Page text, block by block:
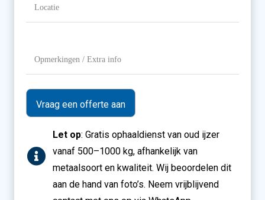
Extra
info
Let op: Gratis ophaaldienst van oud ijzer
vanaf 500–1000 kg, afhankelijk van
metaalsoort en kwaliteit. Wij beoordelen dit
aan de hand van foto’s. Neem vrijblijvend